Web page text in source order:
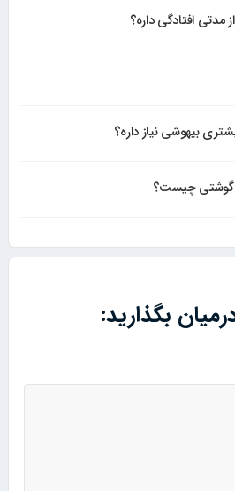
مدتی افتادگی داره؟
بیهوشی نیاز داره؟
گوشتی چیست؟
بگذارید: